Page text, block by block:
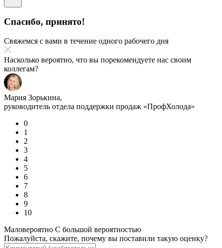
Спасибо, принято!
Свяжемся с вами в течение одного рабочего дня
Насколько вероятно, что вы порекомендуете нас своим
коллегам?
Мария Зорькина,
руководитель отдела поддержки продаж «ПрофХолода»
0
1
2
3
4
5
6
7
8
9
10
Маловероятно С большой вероятностью
Пожалуйста, скажите, почему вы поставили такую оценку?